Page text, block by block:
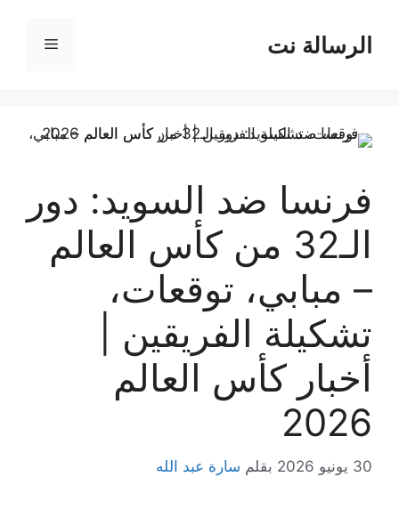
المحتوىالرسالة نت القائمة
فرنسا ضد السويد: دور
الـ32 من كأس العالم
– مبابي، توقعات،
تشكيلة الفريقين |
أخبار كأس العالم
2026
30 يونيو 2026 بقلم سارة عبد الله